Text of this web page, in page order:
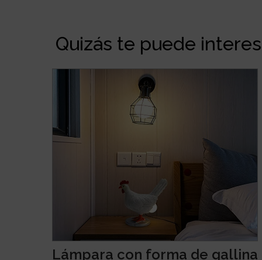
Quizás te puede
Lámpara con forma de gallina